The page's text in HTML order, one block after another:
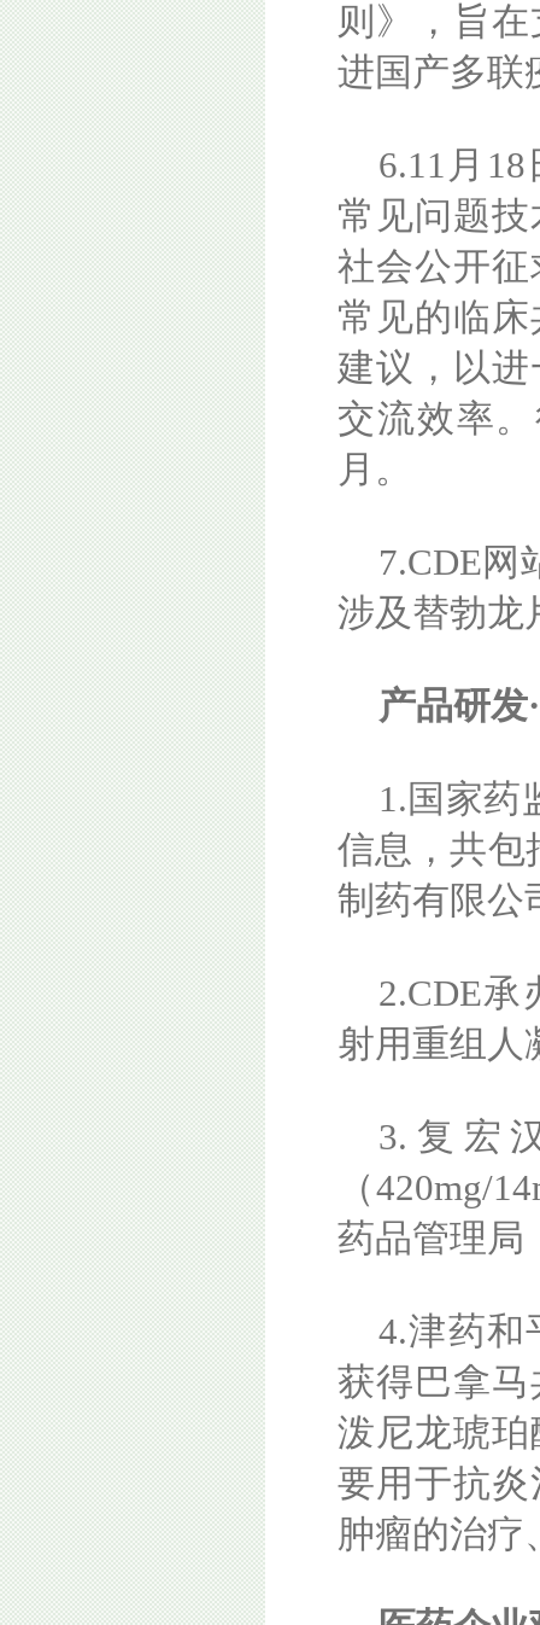
则》，旨
进国产多联
6.11月
常见问题
社会公开
常见的临
建议，以
交流效率
月。
7.CDE网
涉及替勃龙
产品研发
1.国家药
信息，共包
制药有限公
2.CDE
射用重组
3.复宏
（420mg/
药品管理局
4.津药和
获得巴拿
泼尼龙琥
要用于抗
肿瘤的治疗